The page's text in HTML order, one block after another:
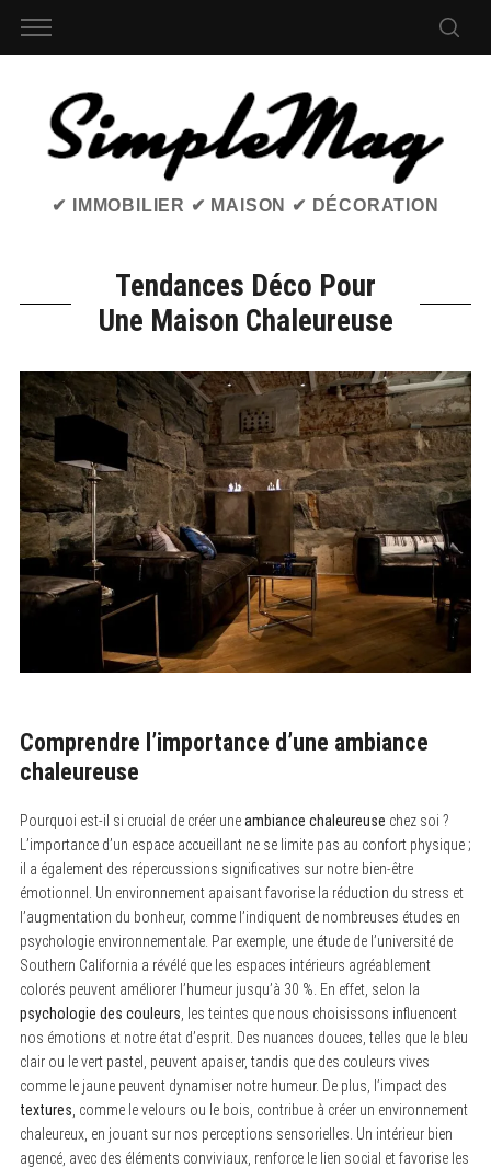
✔ IMMOBILIER ✔ MAISON ✔ DÉCORATION
Tendances Déco Pour
Une Maison Chaleureuse
Comprendre l’importance d’une ambiance
chaleureuse
Pourquoi est-il si crucial de créer uneambiance chaleureuse chez soi ?
L’importance d’un espace accueillant ne se limite pas au confort physique ;
il a également des répercussions significatives sur notre bien-être
émotionnel. Un environnement apaisant favorise la réduction du stress et
l’augmentation du bonheur, comme l’indiquent de nombreuses études en
psychologie environnementale. Par exemple, une étude de l’université de
Southern California a révélé que les espaces intérieurs agréablement
colorés peuvent améliorer l’humeur jusqu’à 30 %. En effet, selon la
psychologie des couleurs , les teintes que nous choisissons influencent
nos émotions et notre état d’esprit. Des nuances douces, telles que le bleu
clair ou le vert pastel, peuvent apaiser, tandis que des couleurs vives
comme le jaune peuvent dynamiser notre humeur. De plus, l’impact des
textures , comme le velours ou le bois, contribue à créer un environnement
chaleureux, en jouant sur nos perceptions sensorielles. Un intérieur bien
agencé, avec des éléments conviviaux, renforce le lien social et favorise les